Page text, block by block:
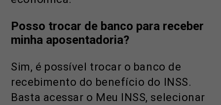
Posso trocar de banco para receber
minha aposentadoria?
Sim, é possível trocar o banco de
recebimento do benefício do INSS.
Basta acessar o Meu INSS, selecionar